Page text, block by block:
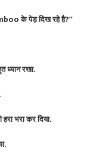
के पेड़ दिख रहे है?”
ध्यान रखा.
भरा कर दिया.